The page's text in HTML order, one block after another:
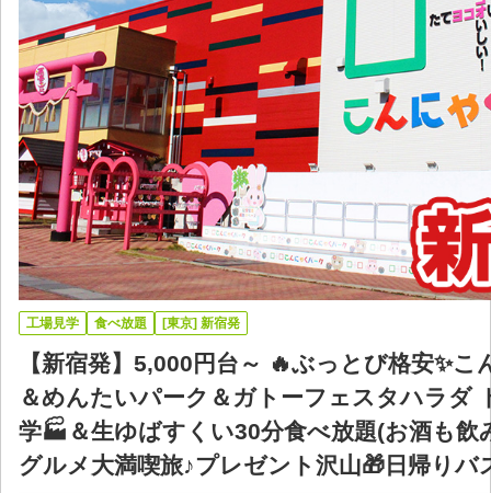
工場見学 食べ放題 [東京] 新宿発
【新宿発】5,000円台～ 🔥ぶっとび格安✨
＆めんたいパーク＆ガトーフェスタハラダ
学🏭＆生ゆばすくい30分食べ放題(お酒も
グルメ大満喫旅♪プレゼント沢山🎁日帰りバ